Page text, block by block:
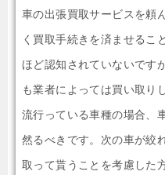
車の出張買取サービスを頼
く買取手続きを済ませるこ
ほど認知されていないです
も業者によっては買い取り
流行っている車種の場合、
然るべきです。次の車が絞
取って貰うことを考慮した